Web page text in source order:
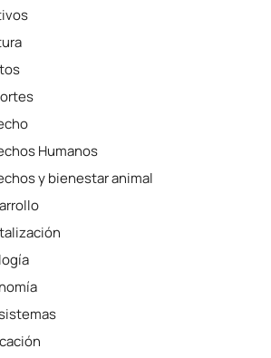
Humanos
y bienestar animal